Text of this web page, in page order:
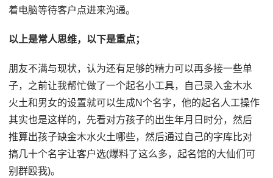
着电脑等待客户点进来沟通。
以上是常人思维，以下是重点；
朋友不满与现状，认为还有足够的精力可以再多接一些单
子，之前让我帮忙做了一个起名小工具，自己录入金木水
火土和男女的设置就可以生成N个名字，他的起名人工操作
其实也是这样的，先看对方孩子的出生年月日时分，然后
推算出孩子缺金木水火土哪些，然后通过自己的字库比对
搞几十个名字让客户选(爆料了这么多，起名馆的大仙们可
别群殴我)。